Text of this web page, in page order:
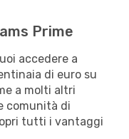
Prime
accedere a
di euro su
a molti altri
comunità di
tutti i vantaggi